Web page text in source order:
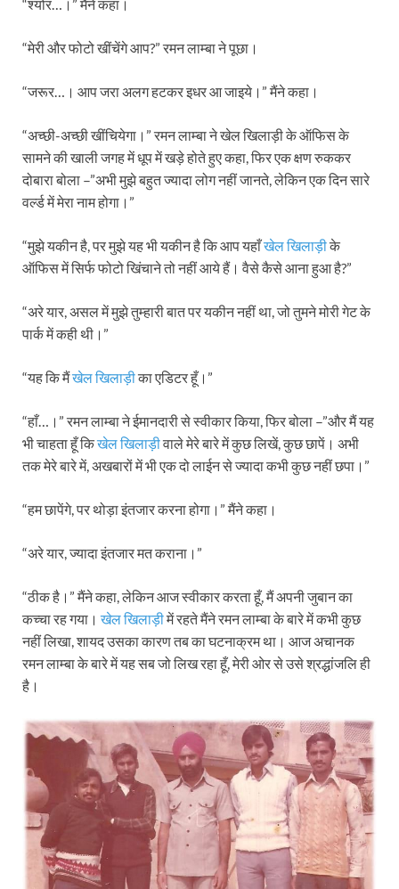
“श्योर…।” मैंने कहा।
“मेरी और फोटो खींचेंगे आप?” रमन लाम्बा ने पूछा।
“जरूर…। आप जरा अलग हटकर इधर आ जाइये।” मैंने कहा।
“अच्छी-अच्छी खींचियेगा।” रमन लाम्बा ने खेल खिलाड़ी के ऑफिस के
सामने की खाली जगह में धूप में खड़े होते हुए कहा, फिर एक क्षण रुककर
दोबारा बोला –”अभी मुझे बहुत ज्यादा लोग नहीं जानते, लेकिन एक दिन सारे
वर्ल्ड में मेरा नाम होगा।”
“मुझे यकीन है, पर मुझे यह भी यकीन है कि आप यहाँखेल खिलाड़ीके
ऑफिस में सिर्फ फोटो खिंचाने तो नहीं आये हैं। वैसे कैसे आना हुआ है?”
“अरे यार, असल में मुझे तुम्हारी बात पर यकीन नहीं था, जो तुमने मोरी गेट के
पार्क में कही थी।”
“यह कि मैंखेल खिलाड़ीका एडिटर हूँ।”
“हाँ…।” रमन लाम्बा ने ईमानदारी से स्वीकार किया, फिर बोला –”और मैं यह
भी चाहता हूँ किखेल खिलाड़ीवाले मेरे बारे में कुछ लिखें, कुछ छापें। अभी
तक मेरे बारे में, अखबारों में भी एक दो लाईन से ज्यादा कभी कुछ नहीं छपा।”
“हम छापेंगे, पर थोड़ा इंतजार करना होगा।” मैंने कहा।
“अरे यार, ज्यादा इंतजार मत कराना।”
“ठीक है।” मैंने कहा, लेकिन आज स्वीकार करता हूँ, मैं अपनी जुबान का
कच्चा रह गया।खेल खिलाड़ीमें रहते मैंने रमन लाम्बा के बारे में कभी कुछ
नहीं लिखा, शायद उसका कारण तब का घटनाक्रम था। आज अचानक
रमन लाम्बा के बारे में यह सब जो लिख रहा हूँ, मेरी ओर से उसे श्रद्धांजलि ही
है।